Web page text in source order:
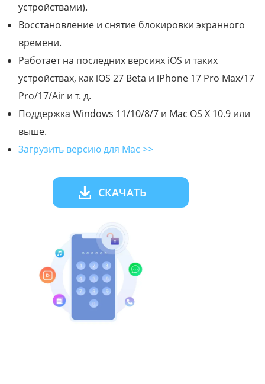
устройствами).
Восстановление и снятие блокировки экранного
времени.
Работает на последних версиях iOS и таких
устройствах, как iOS 27 Beta и iPhone 17 Pro Max/17
Pro/17/Air и т. д.
Поддержка Windows 11/10/8/7 и Mac OS X 10.9 или
выше.
Загрузить версию для Mac >>
СКАЧАТЬ